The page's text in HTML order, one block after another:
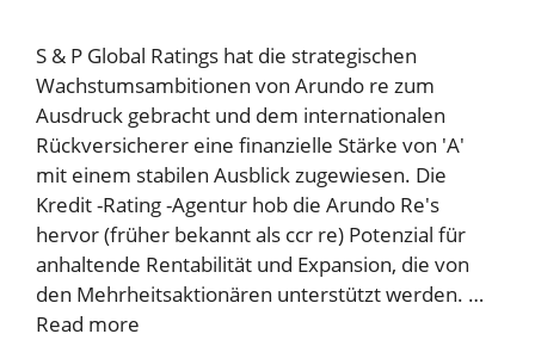
S & P Global Ratings hat die strategischen
Wachstumsambitionen von Arundo re zum
Ausdruck gebracht und dem internationalen
Rückversicherer eine finanzielle Stärke von 'A'
mit einem stabilen Ausblick zugewiesen. Die
Kredit -Rating -Agentur hob die Arundo Re's
hervor (früher bekannt als ccr re) Potenzial für
anhaltende Rentabilität und Expansion, die von
den Mehrheitsaktionären unterstützt werden. …
Read more